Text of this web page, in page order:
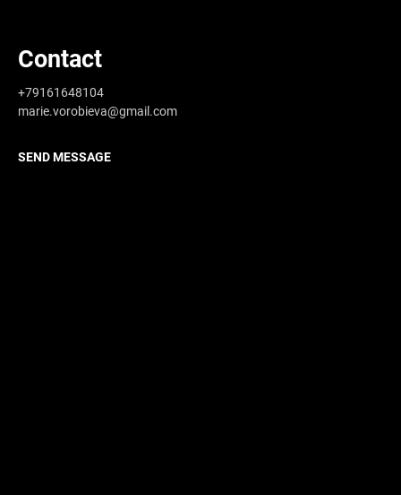
Contact
+79161648104
marie.vorobieva@gmail.com
SEND MESSAGE